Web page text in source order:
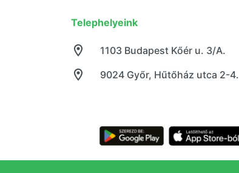
Telephelyeink
9024 Győr, Hűtőház utca 2-4.
1103 Budapest Kőér u. 3/A.